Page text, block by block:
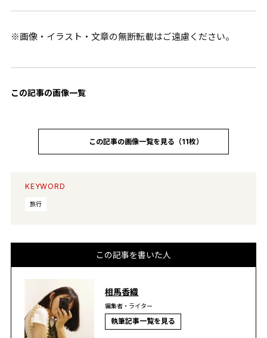
※画像・イラスト・文章の無断転載はご遠慮ください。
この記事の画像一覧
この記事の画像一覧を見る（11枚）
KEYWORD
旅行
この記事を書いた人
相馬香織
編集者・ライター
執筆記事一覧を見る